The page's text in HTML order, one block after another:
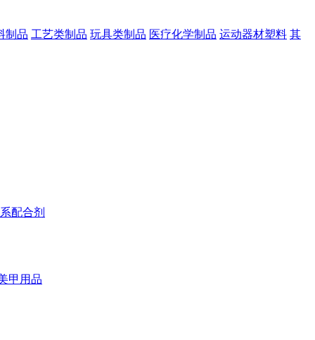
制品 工艺类制品 玩具类制品 医疗化学制品 运动器材塑料 其
配合剂
甲用品